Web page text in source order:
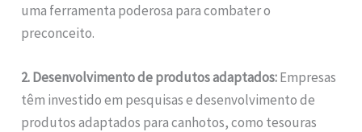
uma ferramenta poderosa para combater o
preconceito.
2. Desenvolvimento de produtos adaptados:Empresas
têm investido em pesquisas e desenvolvimento de
produtos adaptados para canhotos, como tesouras